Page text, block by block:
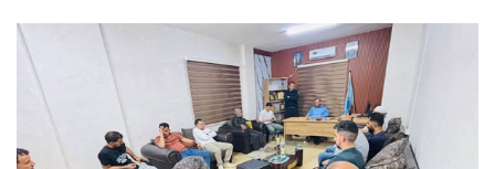
اجتماعات
إنجازات
برامج
توعوية
الخدمات
الإلكترونية
صور